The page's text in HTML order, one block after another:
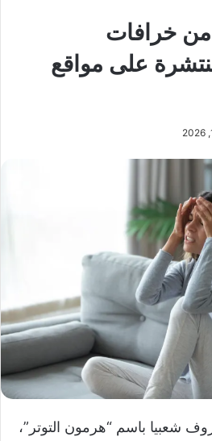
خرافات
على مواقع
شعبيا باسم “هرمون التوتر”،